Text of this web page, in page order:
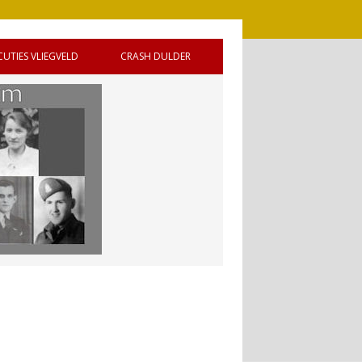
VLIEGVELD CRASH DULDER